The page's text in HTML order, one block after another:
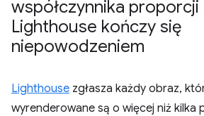
współczynnika
Lighthouse kończy się
niepowodzeniem
Lighthouse zgłasza każdy obraz,
wyrenderowane są o więcej niż kilka